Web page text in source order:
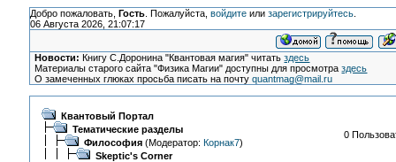
Добро пожаловать, Гость. Пожалуйста, войдитеили зарегистрируйтесь.
06 Августа 2026, 21:07:17
Новости: Книгу С.Доронина "Квантовая магия" читатьздесь
Материалы старого сайта "Физика Магии" доступны для просмотраздесь
О замеченных глюках просьба писать на почтуquantmag@mail.ru
Квантовый Портал
Тематические разделы
Философия(Модератор: Корнак7)
Skeptic's Corner
0